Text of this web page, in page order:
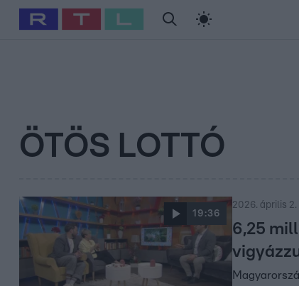
Babits Marcella Szellő István Most Wanted
ÖTÖS LOTTÓ
19:36
2026. április 2.
6,25